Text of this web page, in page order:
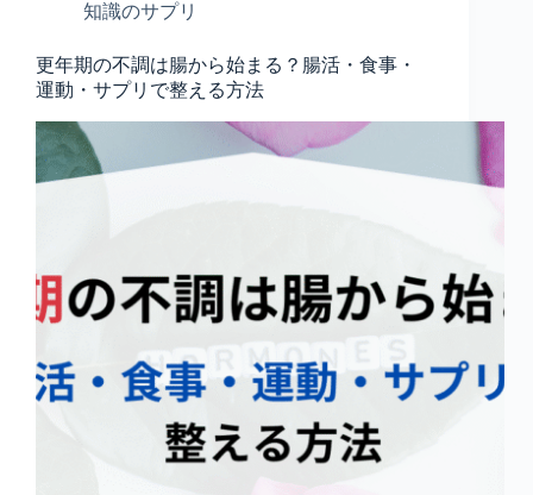
知識のサプリ
更年期の不調は腸から始まる？腸活・食事・
運動・サプリで整える方法